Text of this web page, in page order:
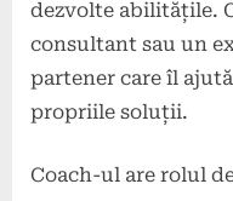
dezvolte abilitățile.
consultant sau un
partener care îl
propriile soluții.
Coach-ul are rolul